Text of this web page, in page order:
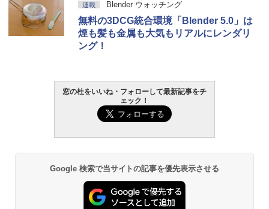
連載 Blender ウォッチング
無料の3DCG統合環境「Blender 5.0」は
煙も髪も金属も大気もリアルにレンダリ
ング！
窓の杜をいいね・フォローして最新記事をチ
ェック！
Google 検索で当サイトの記事を優先表示させる